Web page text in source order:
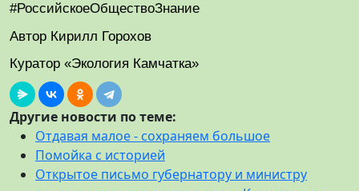
#РоссийскоеОбществоЗнание
Автор Кирилл Горохов
Куратор «Экология Камчатка»
Другие новости по теме:
Отдавая малое - сохраняем большое
Помойка с историей
Открытое письмо губернатору и министру